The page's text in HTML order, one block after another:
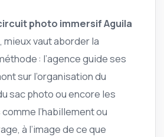
photo immersif Aguila
, mieux vaut aborder la
: l’agence guide ses
sur l’organisation du
sac photo ou encore les
l’habillement ou
à l’image de ce que